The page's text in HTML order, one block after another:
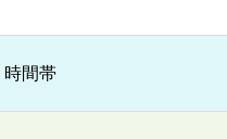
時間帯